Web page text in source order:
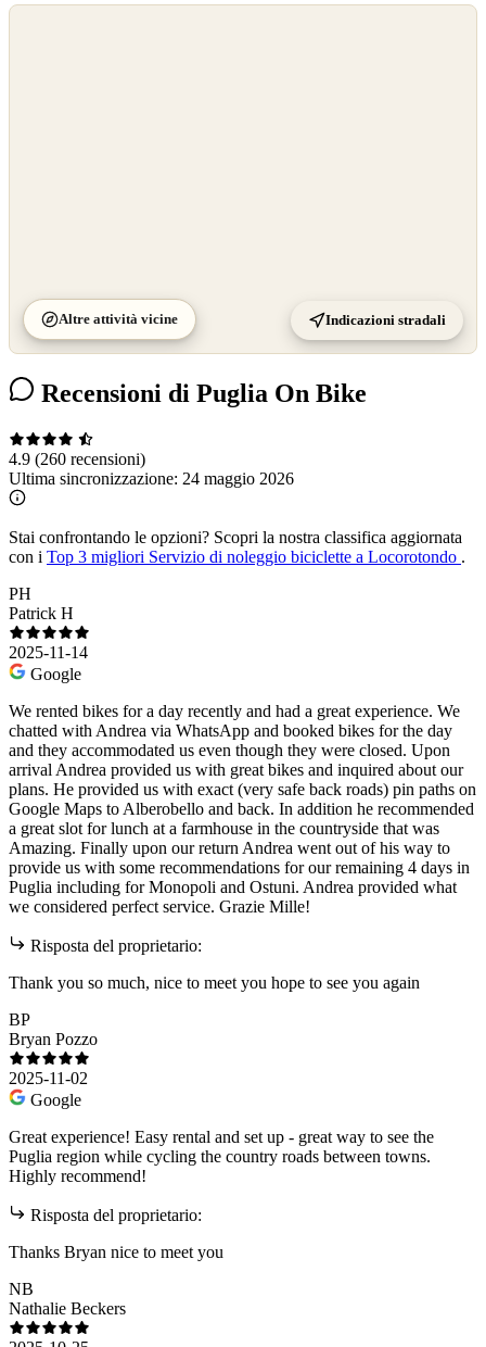
Altre attività vicine Indicazioni stradali
Recensioni di Puglia On Bike
4.9 (260 recensioni)
Ultima sincronizzazione: 24 maggio 2026
Stai confrontando le opzioni? Scopri la nostra classifica aggiornata
con i Top 3 migliori Servizio di noleggio biciclette a Locorotondo .
PH
Patrick H
2025-11-14
Google
We rented bikes for a day recently and had a great experience. We
chatted with Andrea via WhatsApp and booked bikes for the day
and they accommodated us even though they were closed. Upon
arrival Andrea provided us with great bikes and inquired about our
plans. He provided us with exact (very safe back roads) pin paths on
Google Maps to Alberobello and back. In addition he recommended
a great slot for lunch at a farmhouse in the countryside that was
Amazing. Finally upon our return Andrea went out of his way to
provide us with some recommendations for our remaining 4 days in
Puglia including for Monopoli and Ostuni. Andrea provided what
we considered perfect service. Grazie Mille!
Risposta del proprietario:
Thank you so much, nice to meet you hope to see you again
BP
Bryan Pozzo
2025-11-02
Google
Great experience! Easy rental and set up - great way to see the
Puglia region while cycling the country roads between towns.
Highly recommend!
Risposta del proprietario:
Thanks Bryan nice to meet you
NB
Nathalie Beckers